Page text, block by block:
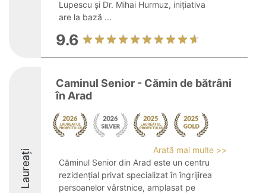
Lupescu și Dr. Mihai Hurmuz, inițiativa
are la bază ...
9.6
Laureați
Caminul Senior - Cămin de bătrâni
în Arad
Arată mai multe >>
Căminul Senior din Arad este un centru
rezidențial privat specializat în îngrijirea
persoanelor vârstnice, amplasat pe